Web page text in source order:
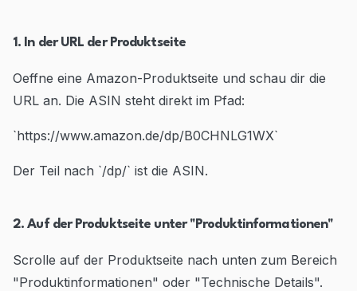
1. In der URL der Produktseite
Oeffne eine Amazon-Produktseite und schau dir die
URL an. Die ASIN steht direkt im Pfad:
`https://www.amazon.de/dp/B0CHNLG1WX`
Der Teil nach `/dp/` ist die ASIN.
2. Auf der Produktseite unter "Produktinformationen"
Scrolle auf der Produktseite nach unten zum Bereich
"Produktinformationen" oder "Technische Details".